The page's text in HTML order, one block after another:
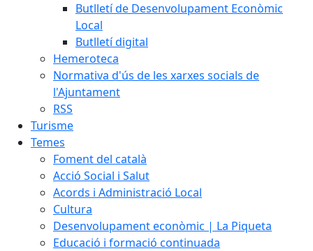
Butlletí de Desenvolupament Econòmic
Local
Butlletí digital
Hemeroteca
Normativa d'ús de les xarxes socials de
l'Ajuntament
RSS
Turisme
Temes
Foment del català
Acció Social i Salut
Acords i Administració Local
Cultura
Desenvolupament econòmic | La Piqueta
Educació i formació continuada